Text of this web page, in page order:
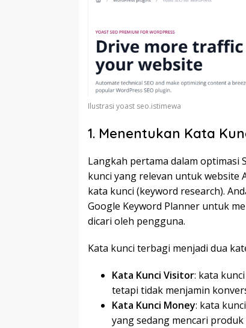
Ilustrasi yoast seo.istimewa
1. Menentukan Kata
Langkah pertama dalam optimasi
kunci yang relevan untuk website
kata kunci (keyword research).
Google Keyword Planner untuk
dicari oleh pengguna.
Kata kunci terbagi menjadi dua
Kata Kunci Visitor: kata
tetapi tidak menjamin
Kata Kunci Money: kata
yang sedang mencari